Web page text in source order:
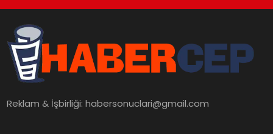
Reklam & İşbirliği:habersonuclari@gmail.com